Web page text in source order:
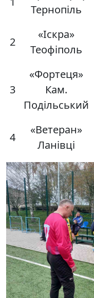
Тернопіль
2
«Іскра»
Теофіполь
3
«Фортеця»
Кам.
Подільський
4
«Ветеран»
Ланівці